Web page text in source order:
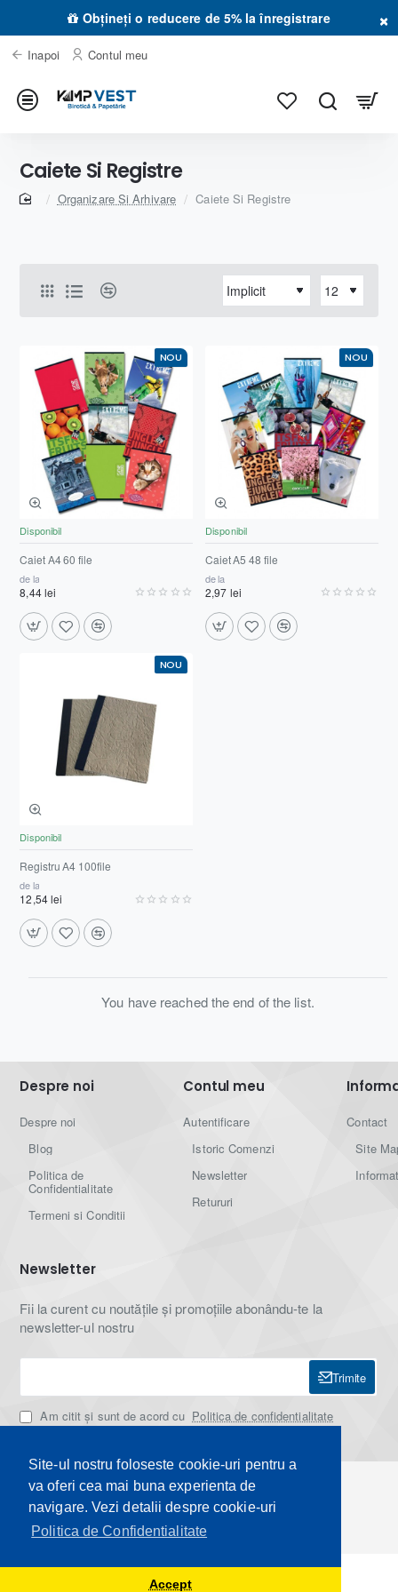
Site-ul nostru foloseste cookie-uri pentru a
va oferi cea mai buna experienta de
navigare. Vezi detalii despre cookie-uri
Politica de Confidentialitate
Accept
Obțineți o reducere de 5% la înregistrare ×
Inapoi Contul meu
Caiete Si Registre
homeOrganizare Si Arhivare Caiete Si Registre
NOU
Disponibil
Caiet A4 60 file
de la
8,44 lei
NOU
Disponibil
Caiet A5 48 file
de la
2,97 lei
NOU
Disponibil
Registru A4 100file
de la
12,54 lei
You have reached the end of the list.
Despre noi
Despre noi
Blog
Politica de
Confidentialitate
Termeni si Conditii
Contul meu
Autentificare
Istoric Comenzi
Newsletter
Retururi
Contact
Site
Newsletter
Fii la curent cu noutățile și promoțiile abonându-te la
newsletter-ul nostru
Trimite
Am citit şi sunt de acord cu Politica de confidentialitate
Copyright © 2024, KMPVEST.RO, by Servicii-Website.ro